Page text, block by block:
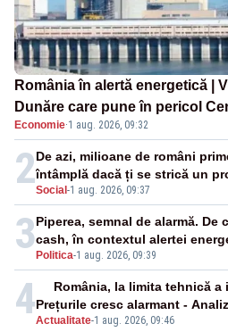
România în alertă energetică |
Dunăre care pune în pericol
cunoscută de pe vremea lui
Economie·1 aug. 2026, 09:32
2Social -1 aug. 2026, 09:37
De azi, milioane de români
întâmplă dacă ți se strică un
3 Politica-1 aug. 2026, 09:39
Piperea, semnal de alarmă. De
cash, în contextul alertei
4Actualitate-1 aug. 2026, 09:46
România, la limita tehnică
Prețurile cresc alarmant -